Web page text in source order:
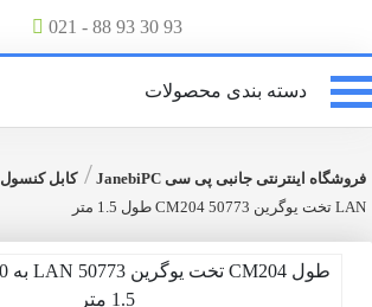
021 - 88 93 30 93
دسته بندی محصولات
فروشگاه اینترنتی جانبی پی سی JanebiPC /کابل کنسول
LAN تخت یوگرین 50773 CM204 طول 1.5 متر